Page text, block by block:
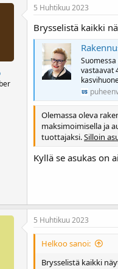
5 Huhtikuu 2023
Brysselistä kaikki
vastaavat
Olemassa oleva
maksimoimisella ja
tuottajaksi.Silloin
Kyllä se asukas on
5 Huhtikuu 2023
Helkoo sanoi:
Brysselistä kaikki